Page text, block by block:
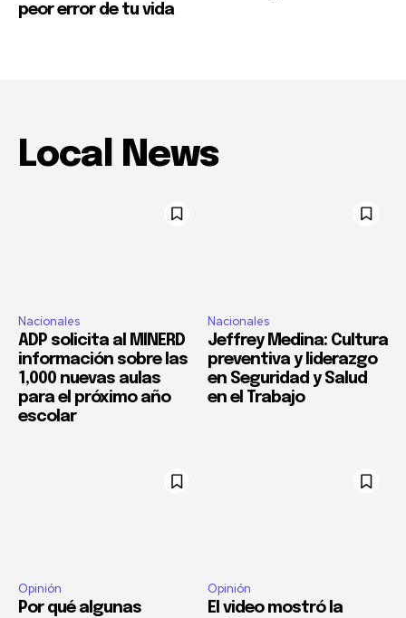
peor error de tu vida
Local News
Nacionales
ADP solicita al MINERD
información sobre las
1,000 nuevas aulas
para el próximo año
escolar
Nacionales
Jeffrey Medina: Cultura
preventiva y liderazgo
en Seguridad y Salud
en el Trabajo
Opinión
Por qué algunas
Opinión
El video mostró la